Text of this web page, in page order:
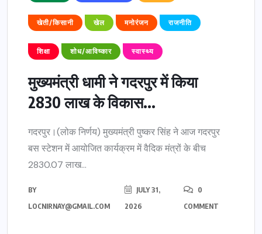
खेती/किसानी खेल मनोरंजन राजनीति
शिक्षा शोध/आविष्कार स्वास्थ्य
मुख्यमंत्री धामी ने गदरपुर में किया
2830 लाख के विकास...
गदरपुर।(लोक निर्णय) मुख्यमंत्री पुष्कर सिंह ने आज गदरपुर
बस स्टेशन में आयोजित कार्यक्रम में वैदिक मंत्रों के बीच
2830.07 लाख...
BY
LOCNIRNAY@GMAIL.COM
JULY 31,
2026
0
COMMENT